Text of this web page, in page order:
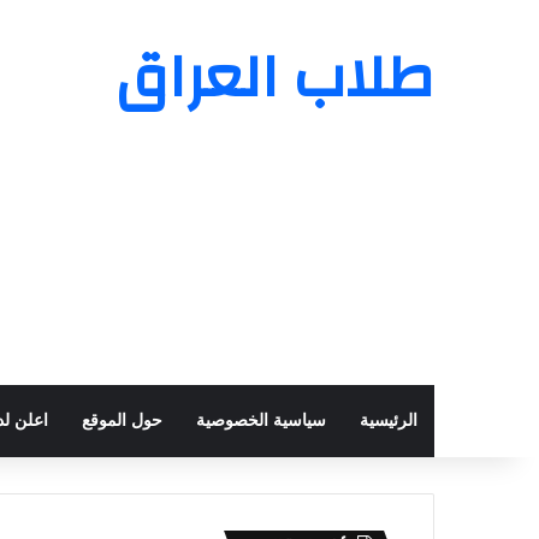
طلاب العراق
الرئيسية سياسية الخصوصية حول الموقع اعلن